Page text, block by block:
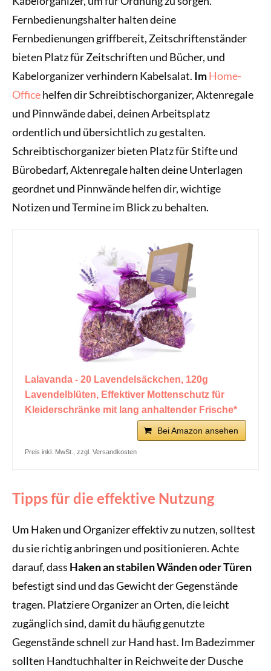
Fernbedienungshalter halten deine
Fernbedienungen griffbereit, Zeitschriftenständer
bieten Platz für Zeitschriften und Bücher, und
Kabelorganizer verhindern Kabelsalat. ImHome-
Officehelfen dir Schreibtischorganizer, Aktenregale
und Pinnwände dabei, deinen Arbeitsplatz
ordentlich und übersichtlich zu gestalten.
Schreibtischorganizer bieten Platz für Stifte und
Bürobedarf, Aktenregale halten deine Unterlagen
geordnet und Pinnwände helfen dir, wichtige
Notizen und Termine im Blick zu behalten.
Lalavanda - 20 Lavendelsäckchen, 120g
Lavendelblüten, Effektiver Mottenschutz für
Kleiderschränke mit lang anhaltender Frische*
Bei Amazon ansehen
Preis inkl. MwSt., zzgl. Versandkosten
Tipps für die effektive Nutzung
Um Haken und Organizer effektiv zu nutzen, solltest
du sie richtig anbringen und positionieren. Achte
darauf, dass Haken an stabilen Wänden oder Türen
befestigt sind und das Gewicht der Gegenstände
tragen. Platziere Organizer an Orten, die leicht
zugänglich sind, damit du häufig genutzte
Gegenstände schnell zur Hand hast. Im Badezimmer
sollten Handtuchhalter in Reichweite der Dusche